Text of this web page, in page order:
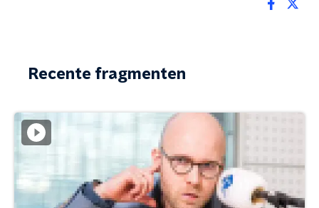
Recente fragmenten